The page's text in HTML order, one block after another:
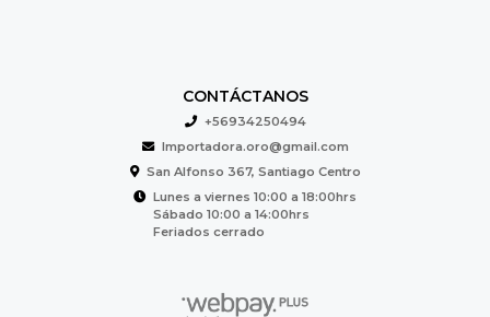
CONTÁCTANOS
+56934250494
Importadora.oro@gmail.com
San Alfonso 367, Santiago Centro
Lunes a viernes 10:00 a 18:00hrs
Sábado 10:00 a 14:00hrs
Feriados cerrado